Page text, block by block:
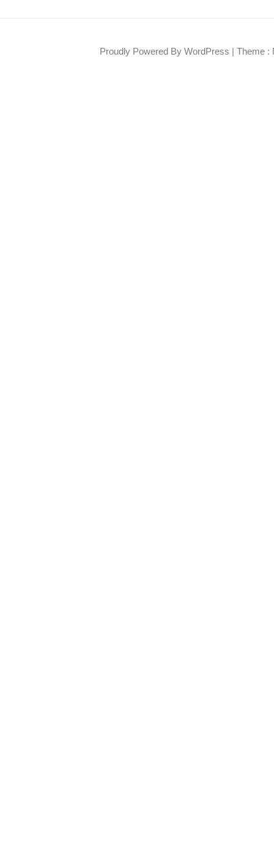
Proudly Powered By WordPress | Theme :